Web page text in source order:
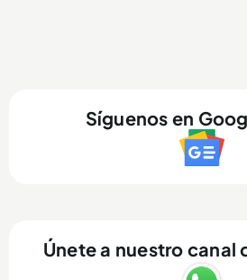
Síguenos en
Únete a nuestro canal